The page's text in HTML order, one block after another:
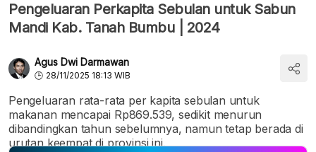
Pengeluaran Perkapita Sebulan untuk Sabun
Mandi Kab. Tanah Bumbu | 2024
Agus Dwi Darmawan
28/11/2025 18:13 WIB
Pengeluaran rata-rata per kapita sebulan untuk
makanan mencapai Rp869.539, sedikit menurun
dibandingkan tahun sebelumnya, namun tetap berada di
urutan keempat di provinsi ini.